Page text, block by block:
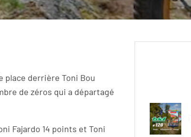
place derrière Toni Bou
de zéros qui a départagé
Fajardo 14 points et Toni